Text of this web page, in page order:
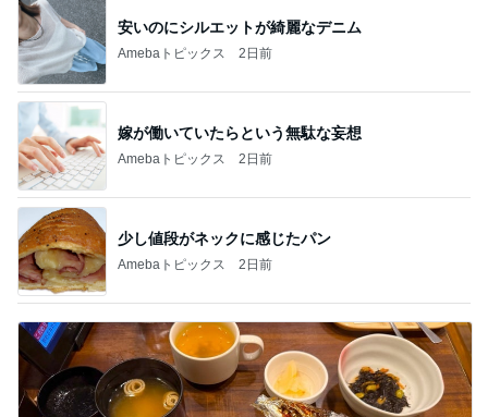
安いのにシルエットが綺麗なデニム
Amebaトピックス 2日前
嫁が働いていたらという無駄な妄想
Amebaトピックス 2日前
少し値段がネックに感じたパン
Amebaトピックス 2日前